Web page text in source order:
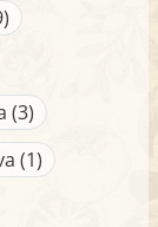
(3)
(1)